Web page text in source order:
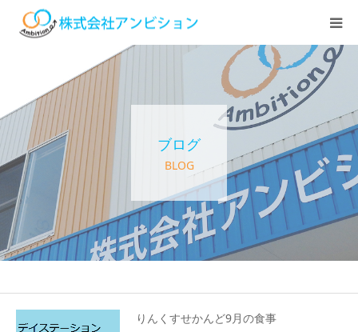
ブログ
BLOG
りんくすせかんど9月の食事
アンビションについて
サービス紹介
デイステーション
居宅介護・訪問介護
快護ラボ知技心